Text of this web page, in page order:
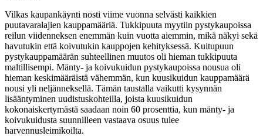
Vilkas kaupankäynti nosti viime vuonna selvästi kaikkien
puutavaralajien kauppamääriä. Tukkipuuta myytiin pystykaupoissa
reilun viidenneksen enemmän kuin vuotta aiemmin, mikä näkyi sekä
havutukin että koivutukin kauppojen kehityksessä. Kuitupuun
pystykauppamäärän suhteellinen muutos oli hieman tukkipuuta
maltillisempi. Mänty- ja koivukuidun pystykaupoissa nousua oli
hieman keskimääräistä vähemmän, kun kuusikuidun kauppamäärä
nousi yli neljänneksellä. Tämän taustalla vaikutti kysynnän
lisääntyminen uudistuskohteilla, joista kuusikuidun
kokonaiskertymästä saadaan noin 60 prosenttia, kun mänty- ja
koivukuidusta suunnilleen vastaava osuus tulee
harvennusleimikoilta.